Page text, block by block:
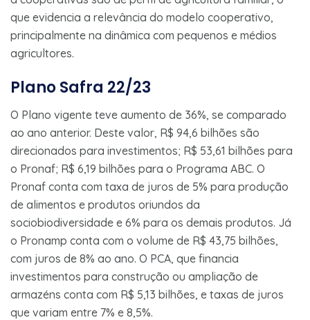
que evidencia a relevância do modelo cooperativo,
principalmente na dinâmica com pequenos e médios
agricultores.
Plano Safra 22/23
O Plano vigente teve aumento de 36%, se comparado
ao ano anterior. Deste valor, R$ 94,6 bilhões são
direcionados para investimentos; R$ 53,61 bilhões para
o Pronaf; R$ 6,19 bilhões para o Programa ABC. O
Pronaf conta com taxa de juros de 5% para produção
de alimentos e produtos oriundos da
sociobiodiversidade e 6% para os demais produtos. Já
o Pronamp conta com o volume de R$ 43,75 bilhões,
com juros de 8% ao ano. O PCA, que financia
investimentos para construção ou ampliação de
armazéns conta com R$ 5,13 bilhões, e taxas de juros
que variam entre 7% e 8,5%.